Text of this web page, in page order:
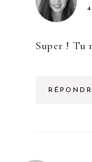
Super ! Tu